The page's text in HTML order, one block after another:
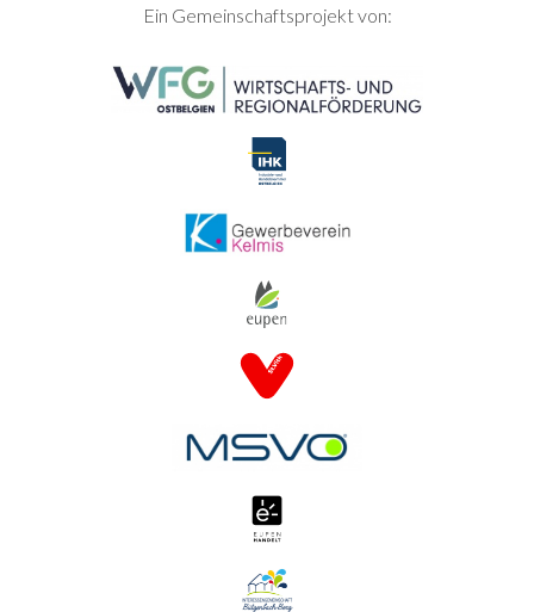
SEITENFUSSEin Gemeinschaftsprojekt von: